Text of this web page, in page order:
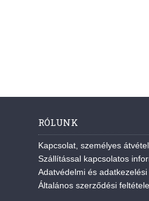
RÓLUNK
Kapcsolat, személyes
Szállítással kapcsolatos
Adatvédelmi és
Általános szerződési